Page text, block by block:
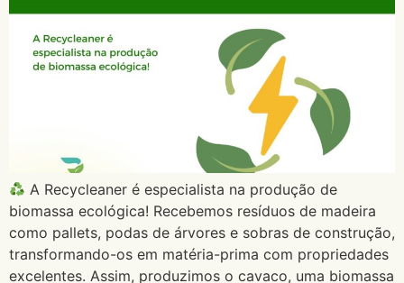
A Recycleaner é especialista na produção de
biomassa ecológica! Recebemos resíduos de madeira
como pallets, podas de árvores e sobras de construção,
transformando-os em matéria-prima com propriedades
excelentes. Assim, produzimos o cavaco, uma biomassa